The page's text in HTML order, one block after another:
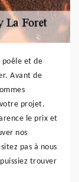
et de
Avant de
projet.
le prix et
nos
pas à nous
trouver